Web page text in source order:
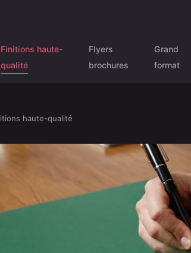
Finitions haute-
qualité
Flyers
brochures
Grand
format
haute-qualité